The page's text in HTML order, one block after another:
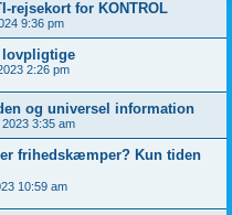
rejsekort for KONTROL
9:36 pm
lovpligtige
2:26 pm
og universel information
3:35 am
frihedskæmper? Kun tiden
10:59 am